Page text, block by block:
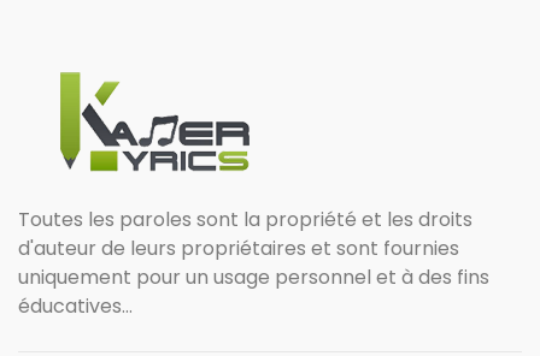
Toutes les paroles sont la propriété et les droits
d'auteur de leurs propriétaires et sont fournies
uniquement pour un usage personnel et à des fins
éducatives...